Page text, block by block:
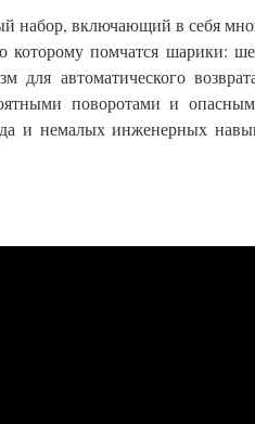
набор, включающий в себя
которому помчатся шарики:
для автоматического
поворотами и
и немалых инженерных